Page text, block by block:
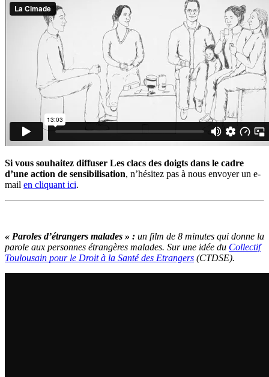
Si vous souhaitez diffuser Les clacs des doigts dans le cadre
d’une action de sensibilisation, n’hésitez pas à nous envoyer un e-
mail en cliquant ici.
« Paroles d’étrangers malades » : un film de 8 minutes qui donne la
parole aux personnes étrangères malades. Sur une idée du Collectif
Toulousain pour le Droit à la Santé des Etrangers (CTDSE).